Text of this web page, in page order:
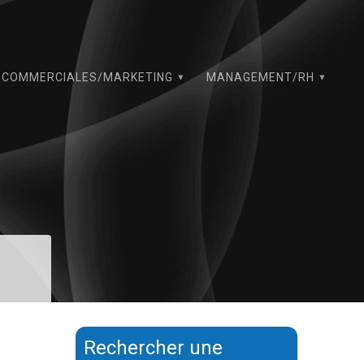
COMMERCIALES/MARKETING MANAGEMENT/RH
Rechercher une